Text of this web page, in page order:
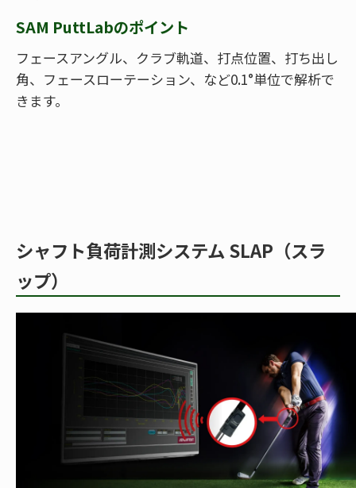
SAM PuttLabのポイント
フェースアングル、クラブ軌道、打点位置、打ち出し
角、フェースローテーション、など0.1°単位で解析で
きます。
シャフト負荷計測システム SLAP（スラ
ップ）